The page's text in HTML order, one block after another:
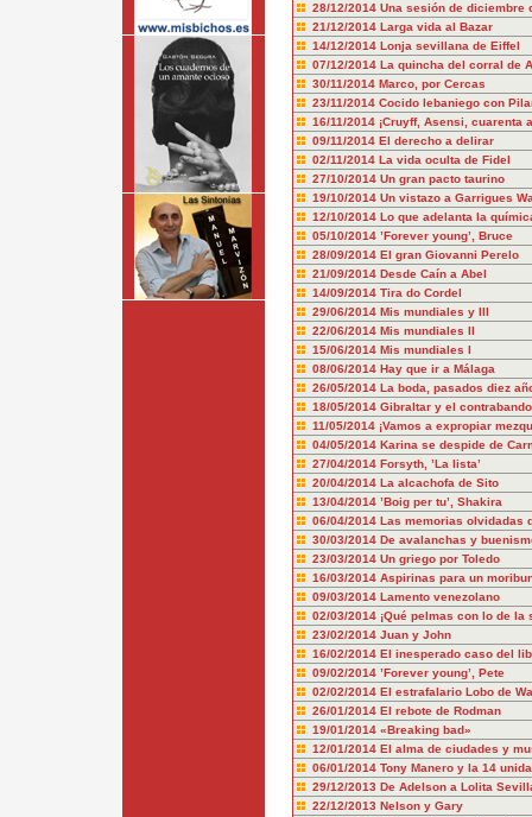
28/12/2014 Una sesión de diciembre
21/12/2014 Larga vida al Bazar
14/12/2014 Lonja sevillana de Eiffel
07/12/2014 La quincha del corral de
30/11/2014 Marco, por Cercas
23/11/2014 Cocido lebaniego con
16/11/2014 ¡Cruyff, Asensi, cuarenta
09/11/2014 El derecho a delirar
02/11/2014 La vida oculta de Fidel
27/10/2014 Un gran pacto taurino
19/10/2014 Un vistazo a Garrigues
12/10/2014 Lo que adelanta la
05/10/2014 ’Forever young’, Bruce
28/09/2014 El gran Giovanni Perelo
21/09/2014 Desde Caín a Abel
14/09/2014 Tira do Cordel
29/06/2014 Mis mundiales y III
22/06/2014 Mis mundiales II
15/06/2014 Mis mundiales I
08/06/2014 Hay que ir a Málaga
26/05/2014 La boda, pasados diez
18/05/2014 Gibraltar y el
11/05/2014 ¡Vamos a expropiar
04/05/2014 Karina se despide de
27/04/2014 Forsyth, ’La lista’
20/04/2014 La alcachofa de Sito
13/04/2014 ’Boig per tu’, Shakira
06/04/2014 Las memorias olvidadas
30/03/2014 De avalanchas y
23/03/2014 Un griego por Toledo
16/03/2014 Aspirinas para un
09/03/2014 Lamento venezolano
02/03/2014 ¡Qué pelmas con lo de la
23/02/2014 Juan y John
16/02/2014 El inesperado caso del
09/02/2014 ’Forever young’, Pete
02/02/2014 El estrafalario Lobo de
26/01/2014 El rebote de Rodman
19/01/2014 «Breaking bad»
12/01/2014 El alma de ciudades y
06/01/2014 Tony Manero y la 14
29/12/2013 De Adelson a Lolita
22/12/2013 Nelson y Gary